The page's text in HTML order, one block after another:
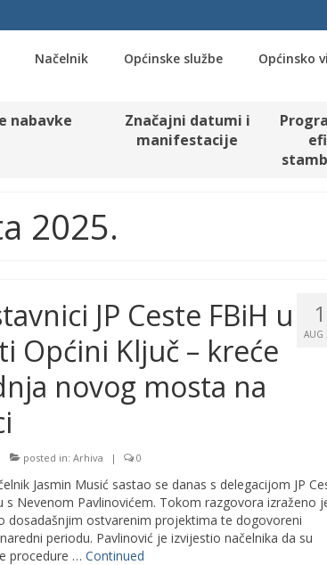
Načelnik Općinske službe Općinsko
nabavke
Značajni datumi i
manifestacije
2025.
AUG
JP Ceste FBiH u
Općini Ključ – kreće
novog mosta na
posted in: Arhiva | 0
Jasmin Musić sastao se danas s delegacijom JP
s Nevenom Pavlinovićem. Tokom razgovora izraženo
dosadašnjim ostvarenim projektima te dogovoreni
periodu. Pavlinović je izvijestio načelnika da su
procedure … Continued